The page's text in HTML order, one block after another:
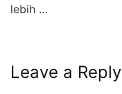
lebih …
Leave a Reply